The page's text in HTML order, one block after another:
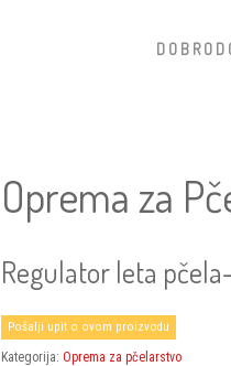
D O B R O D
Oprema za
Regulator leta
Pošalji upit o ovom proizvodu
Kategorija: Oprema za pčelarstvo